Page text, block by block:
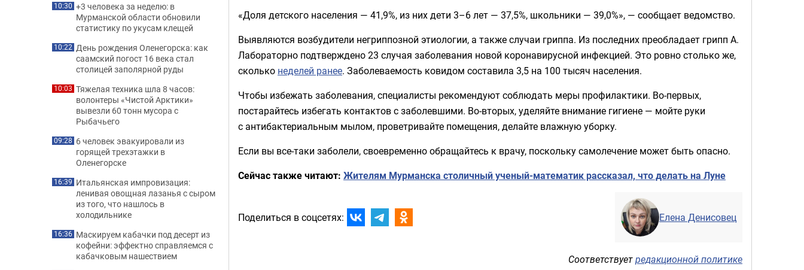
«Доля детского населения — 41,9%, из них дети 3–6 лет — 37,5%, школьники — 39,0%», — сообщает ведомство.
Выявляются возбудители негриппозной этиологии, а также случаи гриппа. Из последних преобладает грипп А.
Лабораторно подтверждено 23 случая заболевания новой коронавирусной инфекцией. Это ровно столько же,
сколько неделей ранее. Заболеваемость ковидом составила 3,5 на 100 тысяч населения.
Чтобы избежать заболевания, специалисты рекомендуют соблюдать меры профилактики. Во-первых,
постарайтесь избегать контактов с заболевшими. Во-вторых, уделяйте внимание гигиене — мойте руки
с антибактериальным мылом, проветривайте помещения, делайте влажную уборку.
Если вы все-таки заболели, своевременно обращайтесь к врачу, поскольку самолечение может быть опасно.
Сейчас также читают: Жителям Мурманска столичный ученый-математик рассказал, что делать на Луне
Поделиться в соцсетях: Елена Денисовец
Соответствуетредакционной политике
10:30 +3 человека за неделю: в
Мурманской области обновили
статистику по укусам клещей
10:22 День рождения Оленегорска: как
саамский погост 16 века стал
столицей заполярной руды
10:03 Тяжелая техника шла 8 часов:
волонтеры «Чистой Арктики»
вывезли 60 тонн мусора с
Рыбачьего
09:28 6 человек эвакуировали из
горящей трехэтажки в
Оленегорске
16:39 Итальянская импровизация:
ленивая овощная лазанья с сыром
из того, что нашлось в
холодильнике
16:36 Маскируем кабачки под десерт из
кофейни: эффектно справляемся с
кабачковым нашествием